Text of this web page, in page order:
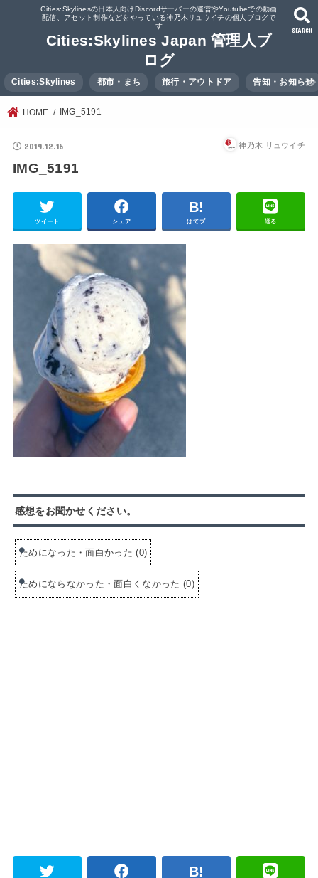
Cities:Skylinesの日本人向けDiscordサーバーの運営やYoutubeでの動画
配信、アセット制作などをやっている神乃木リュウイチの個人ブログで
す
Cities:Skylines Japan 管理人ブ
ログ
SEARCH
Cities:Skylines 都市・まち 旅行・アウトドア 告知・お知らせ
HOME IMG_5191
2019.12.16 神乃木 リュウイチ
IMG_5191
ツイート シェア はてブ 送る
感想をお聞かせください。
ためになった・面白かった (0)
ためにならなかった・面白くなかった (0)